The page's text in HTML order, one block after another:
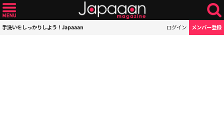
手洗いをしっかりしよう！Japaaan ログイン メンバー登録